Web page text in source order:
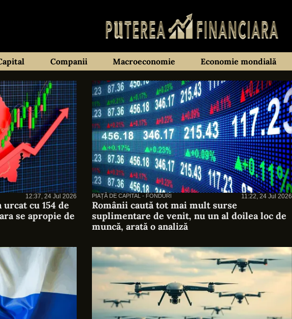
Companii Macroeconomie Economie mondială
12:37, 24 Jul 2026
cu 154 de
se apropie de
PIAȚĂ DE CAPITAL - FONDURI 11:22, 24 Jul 2026
Românii caută tot mai mult surse
suplimentare de venit, nu un al doilea loc de
muncă, arată o analiză